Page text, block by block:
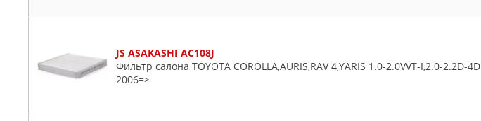
JS ASAKASHI AC108J
Фильтр салона TOYOTA COROLLA,AURIS,RAV 4,YARIS 1.0-2.0VVT-I,2.0-2.2D-4D
2006=>